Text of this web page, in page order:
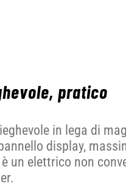
pratico
in lega di
display,
un elettrico non